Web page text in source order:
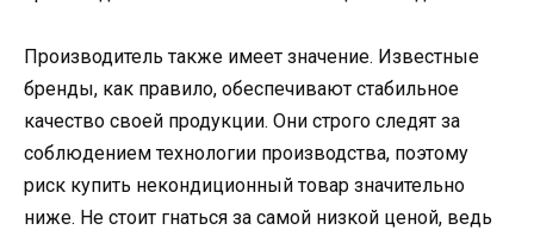
Производитель также имеет значение. Известные
бренды, как правило, обеспечивают стабильное
качество своей продукции. Они строго следят за
соблюдением технологии производства, поэтому
риск купить некондиционный товар значительно
ниже. Не стоит гнаться за самой низкой ценой, ведь